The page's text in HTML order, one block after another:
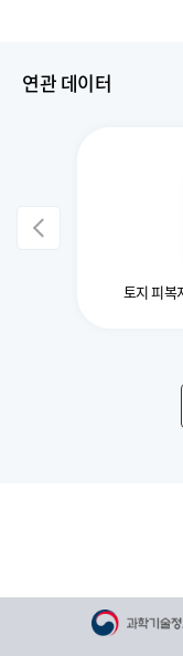
연관 데이터
토지 피복